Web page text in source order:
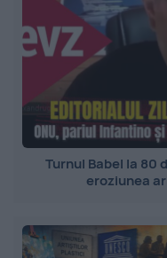
Turnul Babel la 80
eroziunea